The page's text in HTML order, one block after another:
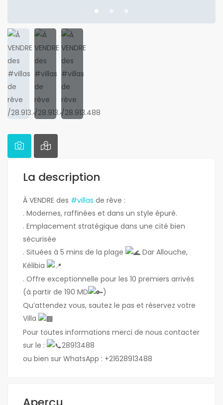
La description
À VENDRE des #villas de rêve :
. Modernes, raffinées et dans un style épuré.
. Emplacement stratégique dans une cité bien
sécurisée
. Situées à 5 mins de la plage
Dar Allouche,
Kélibia
. Offre exceptionnelle pour les 10 premiers arrivés
(à partir de 190 MD
)
Qu’attendez vous, sautez le pas et réservez votre
Villa
Pour toutes informations merci de nous contacter
sur le :
28913488
ou bien sur WhatsApp : +21628913488